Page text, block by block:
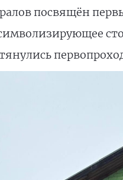
посвящён